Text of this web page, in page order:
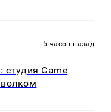
5 часов назад
студия Game
волком